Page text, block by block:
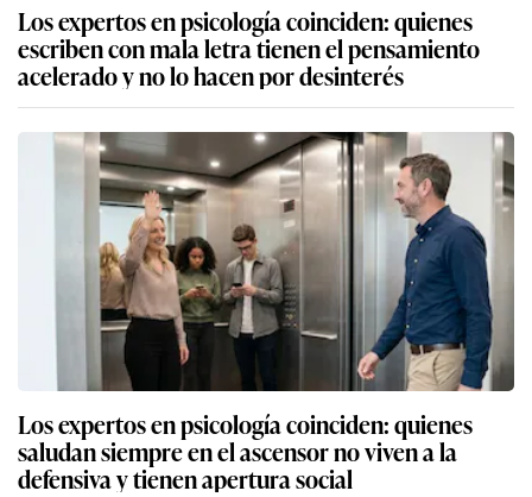
Los expertos en psicología coinciden: quienes
escriben con mala letra tienen el pensamiento
acelerado y no lo hacen por desinterés
Los expertos en psicología coinciden: quienes
saludan siempre en el ascensor no viven a la
defensiva y tienen apertura social